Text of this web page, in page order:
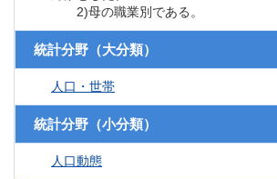
2)母の職業別である。
統計分野（大分類）
人口・世帯
統計分野（小分類）
人口動態